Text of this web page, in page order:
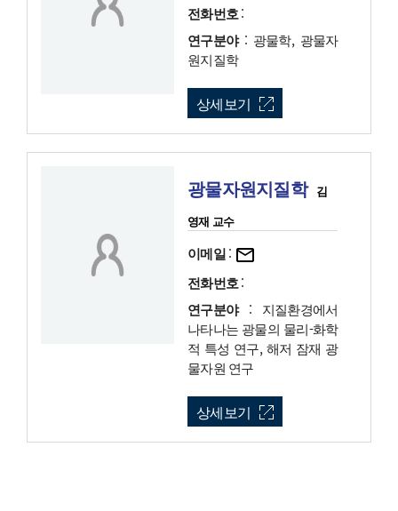
전화번호:
연구분야: 광물학, 광물자
원지질학
상세보기
광물자원지질학 김
영재 교수
이메일:
전화번호:
연구분야: 지질환경에서
나타나는 광물의 물리-화학
적 특성 연구, 해저 잠재 광
물자원 연구
상세보기